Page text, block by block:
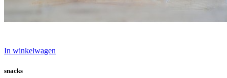
In winkelwagen
snacks